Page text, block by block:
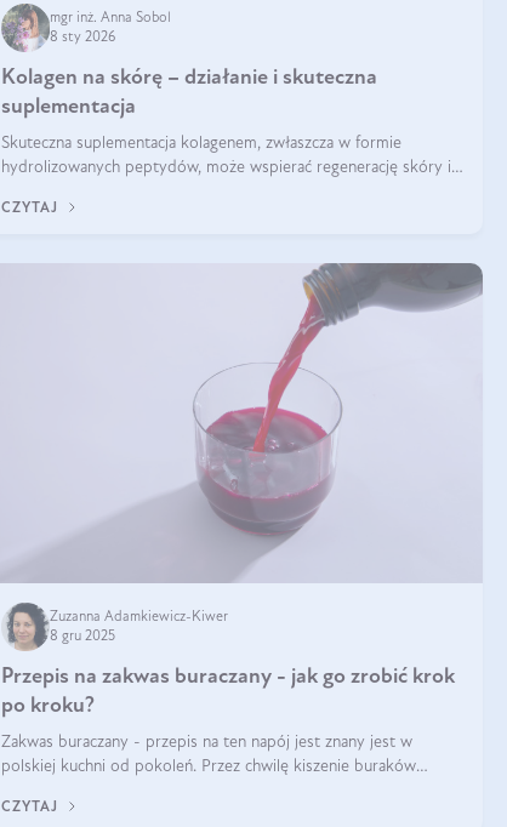
mgr inż. Anna Sobol
8 sty 2026
Kolagen na skórę – działanie i skuteczna
suplementacja
Skuteczna suplementacja kolagenem, zwłaszcza w formie
hydrolizowanych peptydów, może wspierać regenerację skóry i
regularnością stosowania.
CZYTAJ
Zuzanna Adamkiewicz-Kiwer
8 gru 2025
Przepis na zakwas buraczany - jak go zrobić krok
po kroku?
Zakwas buraczany - przepis na ten napój jest znany jest w
polskiej kuchni od pokoleń. Przez chwilę kiszenie buraków
na fali popularności na
CZYTAJ